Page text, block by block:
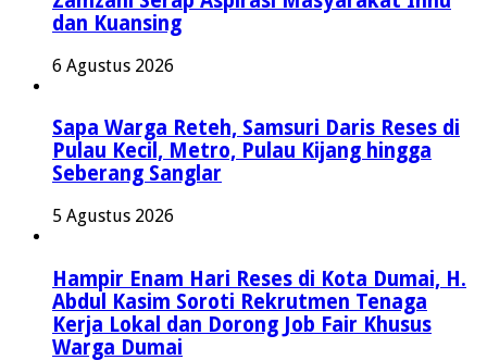
dan Kuansing
6 Agustus 2026
Sapa Warga Reteh, Samsuri Daris Reses di
Pulau Kecil, Metro, Pulau Kijang hingga
Seberang Sanglar
5 Agustus 2026
Hampir Enam Hari Reses di Kota Dumai, H.
Abdul Kasim Soroti Rekrutmen Tenaga
Kerja Lokal dan Dorong Job Fair Khusus
Warga Dumai